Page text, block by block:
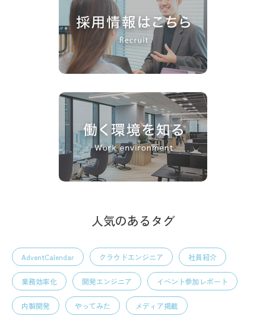
人気のあるタグ
AdventCalendar クラウドエンジニア 社員紹介
業務効率化 開発エンジニア イベント参加レポート
内製開発 やってみた メディア掲載